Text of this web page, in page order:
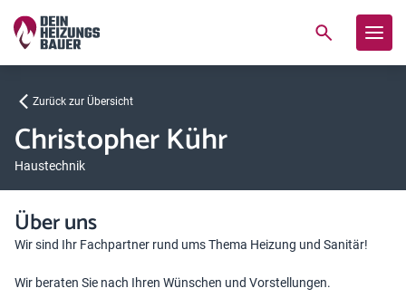
Zurück zur Übersicht
Christopher Kühr
Haustechnik
Über uns
Wir sind Ihr Fachpartner rund ums Thema Heizung und Sanitär!
Wir beraten Sie nach Ihren Wünschen und Vorstellungen.